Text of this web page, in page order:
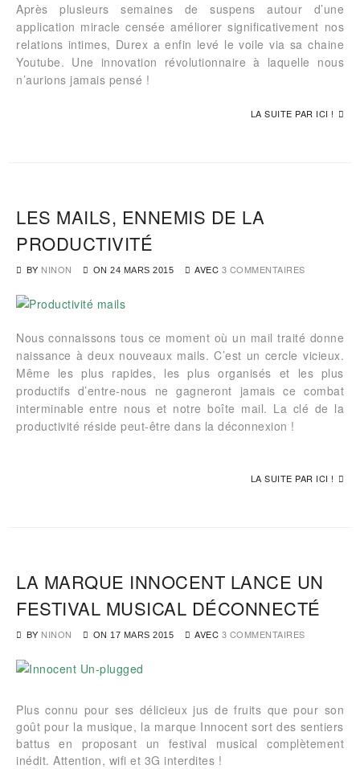
Après plusieurs semaines de suspens autour d’une
application miracle censée améliorer significativement nos
relations intimes, Durex a enfin levé le voile via sa chaine
Youtube. Une innovation révolutionnaire à laquelle nous
n’aurions jamais pensé !
LA SUITE PAR ICI !
LES MAILS, ENNEMIS DE LA
PRODUCTIVITÉ
BY NINON ON 24 MARS 2015 AVEC 3 COMMENTAIRES
Nous connaissons tous ce moment où un mail traité donne
naissance à deux nouveaux mails. C’est un cercle vicieux.
Même les plus rapides, les plus organisés et les plus
productifs d’entre-nous ne gagneront jamais ce combat
interminable entre nous et notre boîte mail. La clé de la
productivité réside peut-être dans la déconnexion !
LA SUITE PAR ICI !
LA MARQUE INNOCENT LANCE UN
FESTIVAL MUSICAL DÉCONNECTÉ
BY NINON ON 17 MARS 2015 AVEC 3 COMMENTAIRES
Plus connu pour ses délicieux jus de fruits que pour son
goût pour la musique, la marque Innocent sort des sentiers
battus en proposant un festival musical complètement
inédit. Attention, wifi et 3G interdites !